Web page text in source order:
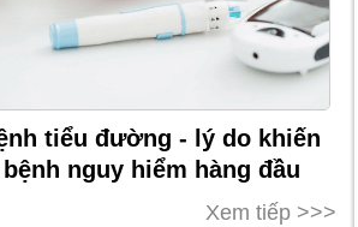
tiểu đường - lý do khiến
nguy hiểm hàng đầu
Xem tiếp >>>